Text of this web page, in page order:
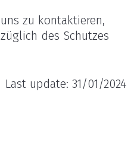
zu kontaktieren,
des Schutzes
Last update: 31/01/2024